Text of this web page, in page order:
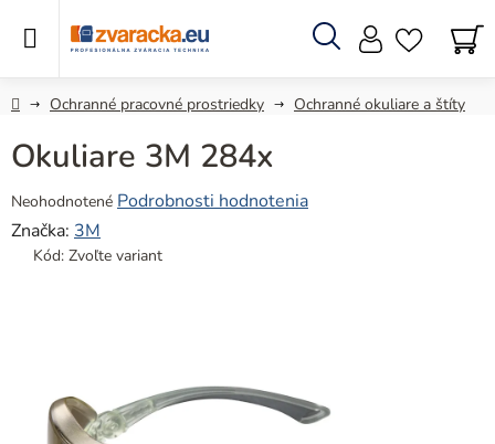
Hľadať
DomovOchranné pracovné prostriedky Ochranné okuliare a štíty
Okuliare 3M 284x
Priemerné
hodnotenie
produktu
Neohodnotené Podrobnosti hodnotenia
Značka: 3M
Kód: Zvoľte variant